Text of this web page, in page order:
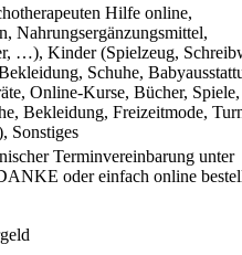
Hilfe online,
Nahrungsergänzungsmittel,
…), Kinder (Spielzeug,
Schuhe,
Online-Kurse, Bücher,
Bekleidung, Freizeitmode,
Sonstiges
Terminvereinbarung unter
oder einfach online